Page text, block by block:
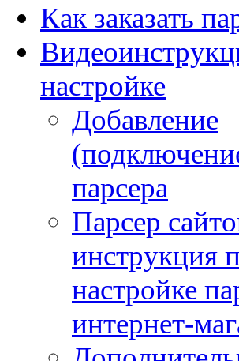
Как заказать
настройке
Добавление
парсера
Парсер
инструкция
настройке
интернет-